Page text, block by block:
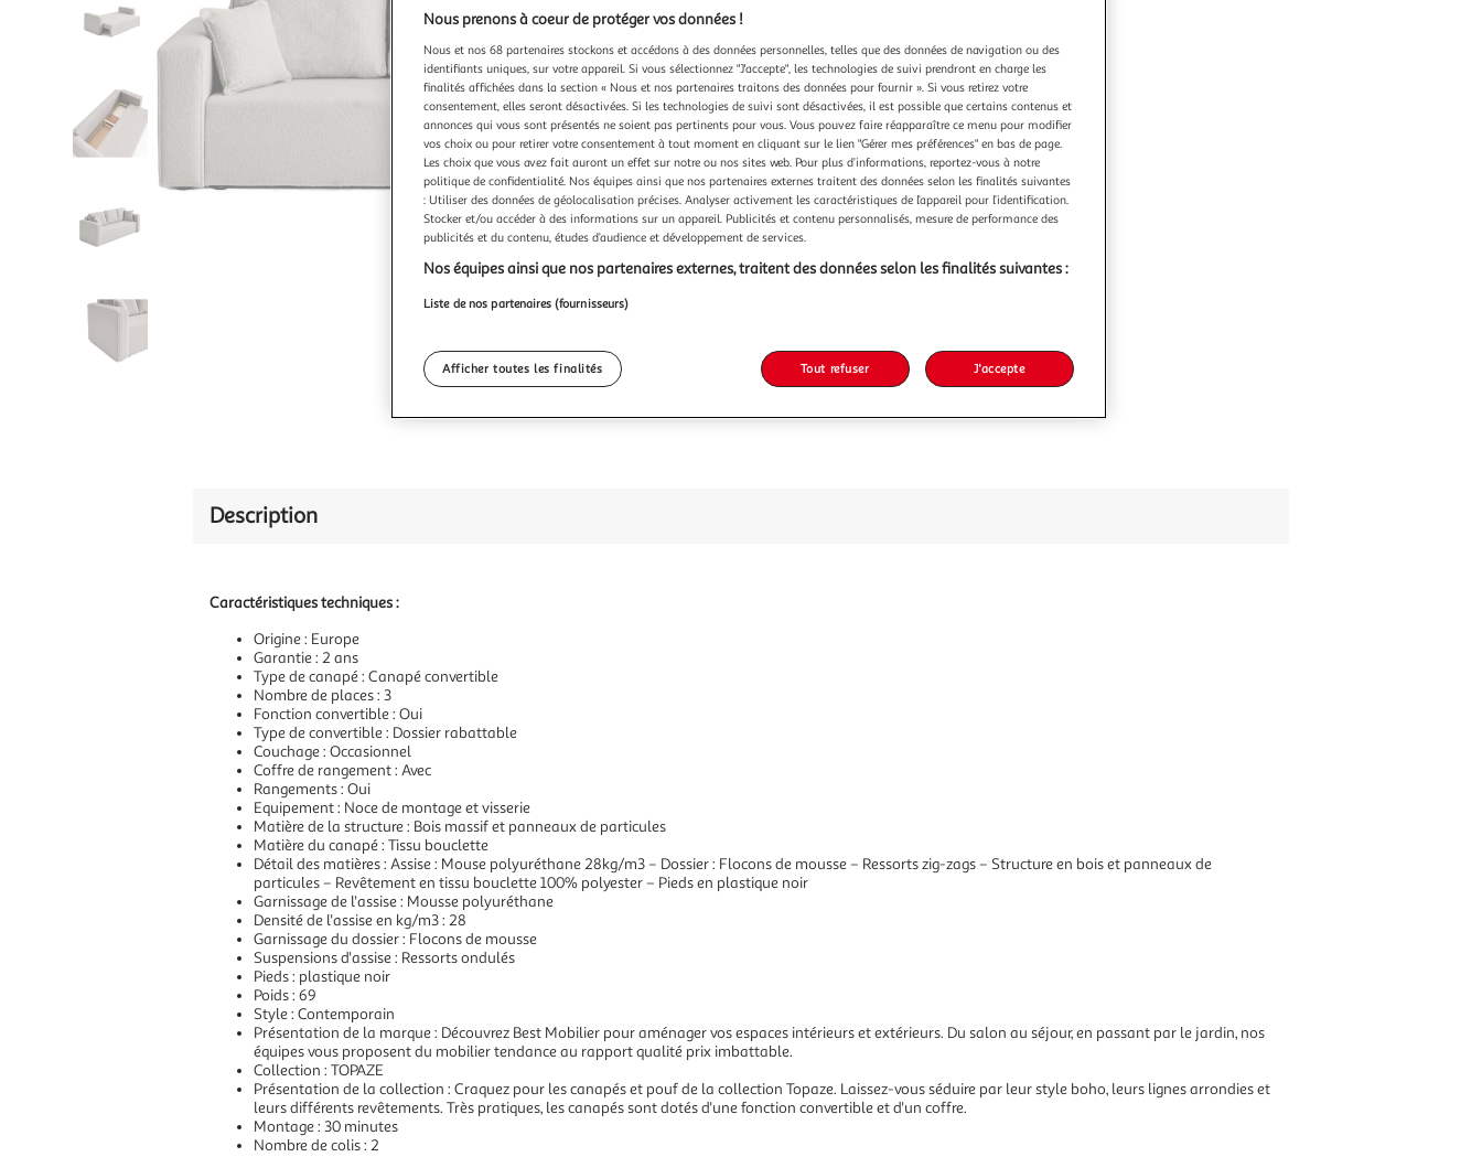
Description
Caractéristiques techniques :
Origine : Europe
Garantie : 2 ans
Type de canapé : Canapé convertible
Nombre de places : 3
Fonction convertible : Oui
Type de convertible : Dossier rabattable
Couchage : Occasionnel
Coffre de rangement : Avec
Rangements : Oui
Equipement : Noce de montage et visserie
Matière de la structure : Bois massif et panneaux de particules
Matière du canapé : Tissu bouclette
Détail des matières : Assise : Mouse polyuréthane 28kg/m3 – Dossier : Flocons de mousse – Ressorts zig-zags – Structure en bois et panneaux de
particules – Revêtement en tissu bouclette 100% polyester – Pieds en plastique noir
Garnissage de l'assise : Mousse polyuréthane
Densité de l'assise en kg/m3 : 28
Garnissage du dossier : Flocons de mousse
Suspensions d'assise : Ressorts ondulés
Pieds : plastique noir
Poids : 69
Style : Contemporain
Présentation de la marque : Découvrez Best Mobilier pour aménager vos espaces intérieurs et extérieurs. Du salon au séjour, en passant par le jardin, nos
équipes vous proposent du mobilier tendance au rapport qualité prix imbattable.
Collection : TOPAZE
Présentation de la collection : Craquez pour les canapés et pouf de la collection Topaze. Laissez-vous séduire par leur style boho, leurs lignes arrondies et
leurs différents revêtements. Très pratiques, les canapés sont dotés d'une fonction convertible et d'un coffre.
Montage : 30 minutes
Nombre de colis : 2
Nous prenons à coeur de protéger vos données !
Nous et nos 68 partenaires stockons et accédons à des données personnelles, telles que des données de navigation ou des
identifiants uniques, sur votre appareil. Si vous sélectionnez "J'accepte", les technologies de suivi prendront en charge les
finalités affichées dans la section « Nous et nos partenaires traitons des données pour fournir ». Si vous retirez votre
consentement, elles seront désactivées. Si les technologies de suivi sont désactivées, il est possible que certains contenus et
annonces qui vous sont présentés ne soient pas pertinents pour vous. Vous pouvez faire réapparaître ce menu pour modifier
vos choix ou pour retirer votre consentement à tout moment en cliquant sur le lien "Gérer mes préférences" en bas de page.
Les choix que vous avez fait auront un effet sur notre ou nos sites web. Pour plus d’informations, reportez-vous à notre
politique de confidentialité. Nos équipes ainsi que nos partenaires externes traitent des données selon les finalités suivantes
: Utiliser des données de géolocalisation précises. Analyser activement les caractéristiques de l’appareil pour l’identification.
Stocker et/ou accéder à des informations sur un appareil. Publicités et contenu personnalisés, mesure de performance des
publicités et du contenu, études d’audience et développement de services.
Nos équipes ainsi que nos partenaires externes, traitent des données selon les finalités suivantes :
Liste de nos partenaires (fournisseurs)
Afficher toutes les finalités Tout refuser J'accepte